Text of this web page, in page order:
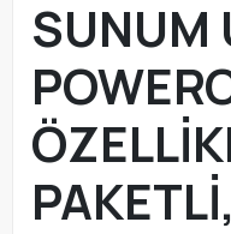
SUNUM